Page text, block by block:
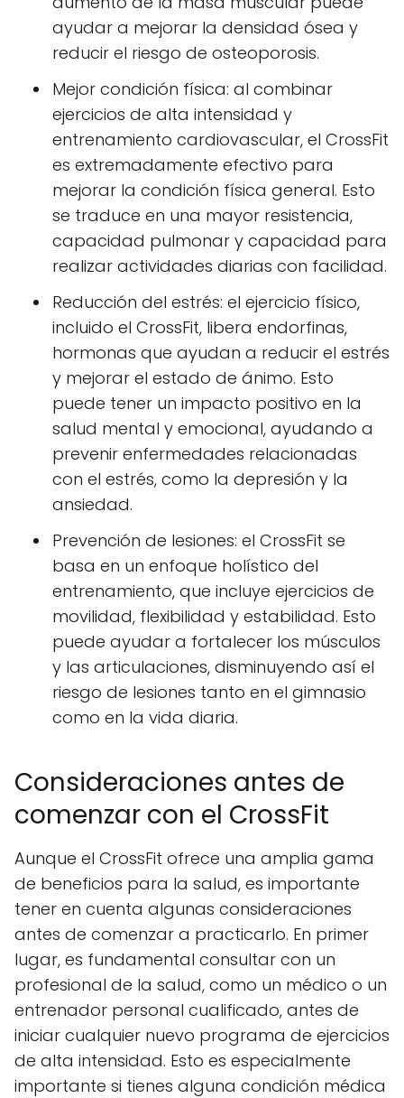
ayudar a mejorar la densidad ósea y
reducir el riesgo de osteoporosis.
Mejor condición física: al combinar
ejercicios de alta intensidad y
entrenamiento cardiovascular, el CrossFit
es extremadamente efectivo para
mejorar la condición física general. Esto
se traduce en una mayor resistencia,
capacidad pulmonar y capacidad para
realizar actividades diarias con facilidad.
Reducción del estrés: el ejercicio físico,
incluido el CrossFit, libera endorfinas,
hormonas que ayudan a reducir el estrés
y mejorar el estado de ánimo. Esto
puede tener un impacto positivo en la
salud mental y emocional, ayudando a
prevenir enfermedades relacionadas
con el estrés, como la depresión y la
ansiedad.
Prevención de lesiones: el CrossFit se
basa en un enfoque holístico del
entrenamiento, que incluye ejercicios de
movilidad, flexibilidad y estabilidad. Esto
puede ayudar a fortalecer los músculos
y las articulaciones, disminuyendo así el
riesgo de lesiones tanto en el gimnasio
como en la vida diaria.
Consideraciones antes de
comenzar con el CrossFit
Aunque el CrossFit ofrece una amplia gama
de beneficios para la salud, es importante
tener en cuenta algunas consideraciones
antes de comenzar a practicarlo. En primer
lugar, es fundamental consultar con un
profesional de la salud, como un médico o un
entrenador personal cualificado, antes de
iniciar cualquier nuevo programa de ejercicios
de alta intensidad. Esto es especialmente
importante si tienes alguna condición médica